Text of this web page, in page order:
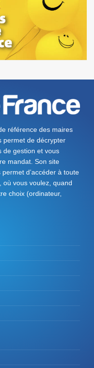
référence des maires
permet de décrypter
de gestion et vous
mandat. Son site
d’accéder à toute
où vous voulez, quand
choix (ordinateur,